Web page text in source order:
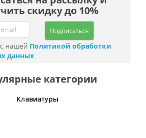
скидку до 10%
Подписаться
нашей Политикой обработки
данных
категории
Клавиатуры